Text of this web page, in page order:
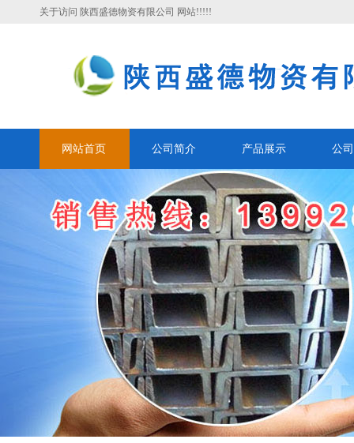
关于访问 陕西盛德物资有限公司 网站!!!!!
网站首页 公司简介 产品展示 公